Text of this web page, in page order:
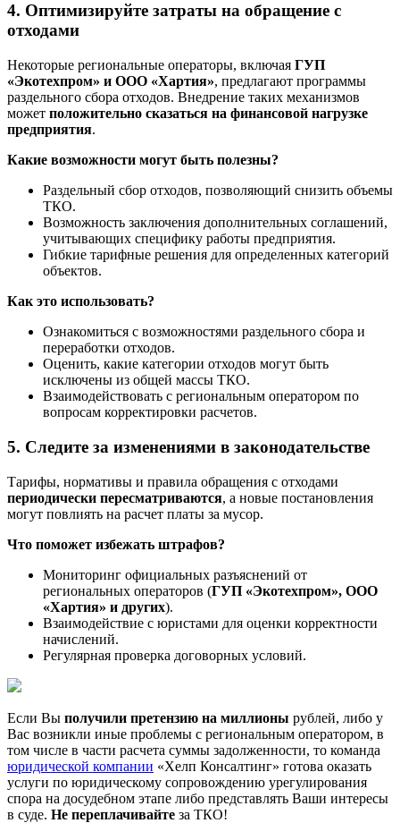
4. Оптимизируйте затраты на обращение с
отходами
Некоторые региональные операторы, включая ГУП
«Экотехпром» и ООО «Хартия», предлагают программы
раздельного сбора отходов. Внедрение таких механизмов
может положительно сказаться на финансовой нагрузке
предприятия.
Какие возможности могут быть полезны?
Раздельный сбор отходов, позволяющий снизить объемы
ТКО.
Возможность заключения дополнительных соглашений,
учитывающих специфику работы предприятия.
Гибкие тарифные решения для определенных категорий
объектов.
Как это использовать?
Ознакомиться с возможностями раздельного сбора и
переработки отходов.
Оценить, какие категории отходов могут быть
исключены из общей массы ТКО.
Взаимодействовать с региональным оператором по
вопросам корректировки расчетов.
5. Следите за изменениями в законодательстве
Тарифы, нормативы и правила обращения с отходами
периодически пересматриваются, а новые постановления
могут повлиять на расчет платы за мусор.
Что поможет избежать штрафов?
Мониторинг официальных разъяснений от
региональных операторов (ГУП «Экотехпром», ООО
«Хартия» и других).
Взаимодействие с юристами для оценки корректности
начислений.
Регулярная проверка договорных условий.
Если Вы получили претензию на миллионы рублей, либо у
Вас возникли иные проблемы с региональным оператором, в
том числе в части расчета суммы задолженности, то команда
юридической компании «Хелп Консалтинг» готова оказать
услуги по юридическому сопровождению урегулирования
спора на досудебном этапе либо представлять Ваши интересы
в суде. Не переплачивайте за ТКО!